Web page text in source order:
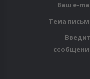
Ваш e-
Тема